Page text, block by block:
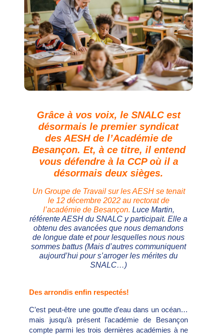
Grâce à vos voix, le SNALC est
désormais le premier syndicat
des AESH de l’Académie de
Besançon. Et, à ce titre, il entend
vous défendre à la CCP où il a
désormais deux sièges.
Un Groupe de Travail sur les AESH se tenait
le 12 décembre 2022 au rectorat de
l’académie de Besançon. Luce Martin,
référente AESH du SNALC y participait. Elle a
obtenu des avancées que nous demandons
de longue date et pour lesquelles nous nous
sommes battus (Mais d’autres communiquent
aujourd’hui pour s’arroger les mérites du
SNALC…)
Des arrondis enfin respectés!
C’est peut-être une goutte d’eau dans un océan…
mais jusqu’à présent l’académie de Besançon
compte parmi les trois dernières académies à ne